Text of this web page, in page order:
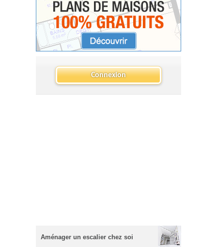
Connexion
Aménager un escalier chez soi